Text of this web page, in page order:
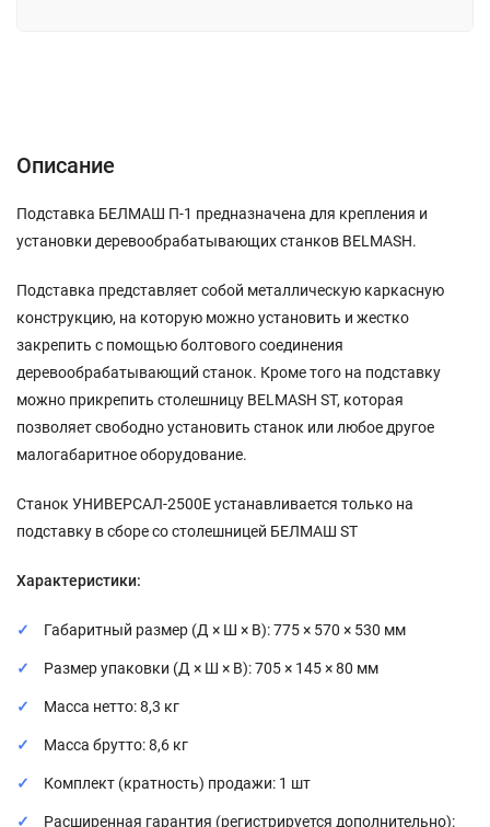
Описание
Подставка БЕЛМАШ П-1 предназначена для крепления и
установки деревообрабатывающих станков BELMASH.
Подставка представляет собой металлическую каркасную
конструкцию, на которую можно установить и жестко
закрепить с помощью болтового соединения
деревообрабатывающий станок. Кроме того на подставку
можно прикрепить столешницу BELMASH ST, которая
позволяет свободно установить станок или любое другое
малогабаритное оборудование.
Станок УНИВЕРСАЛ-2500Е устанавливается только на
подставку в сборе со столешницей БЕЛМАШ SТ
Характеристики:
Габаритный размер (Д × Ш × В): 775 × 570 × 530 мм
Размер упаковки (Д × Ш × В): 705 × 145 × 80 мм
Масса нетто: 8,3 кг
Масса брутто: 8,6 кг
Комплект (кратность) продажи: 1 шт
Расширенная гарантия (регистрируется дополнительно):